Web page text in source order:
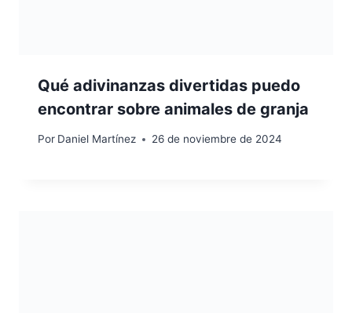
Qué adivinanzas divertidas puedo
encontrar sobre animales de granja
Por Daniel Martínez 26 de noviembre de 2024